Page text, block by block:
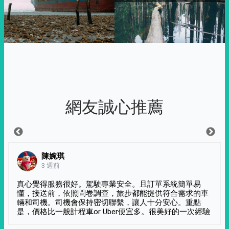
網友誠心推薦
陳婉琪
3 週前
真心覺得服務很好。駕駛專業安全。且訂單系統簡單易
懂，接送前，依照問卷調查，旅步都能提供符合需求的車
輛和司機。司機會保持密切聯繫，讓人十分安心。重點
是，價格比一般計程車or Uber便宜多。很美好的一次經驗